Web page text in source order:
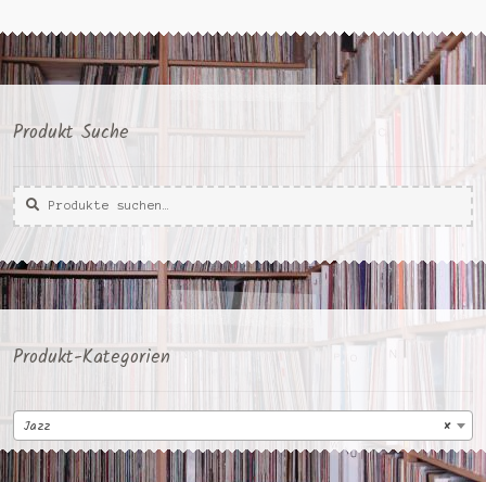
Produkt Suche
Suche
nach:
Suche
Produkt-Kategorien
×
Jazz